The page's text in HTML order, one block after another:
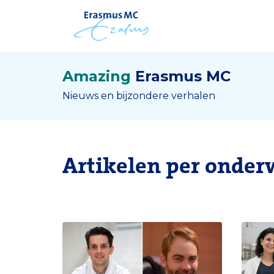
Amazing Erasmus MC
Nieuws en bijzondere verhalen
Artikelen per